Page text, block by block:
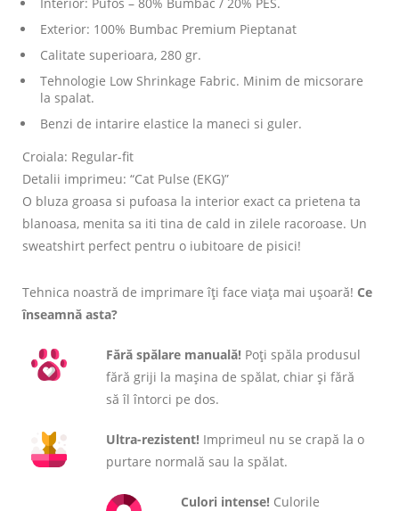
Exterior: 100% Bumbac Premium Pieptanat
Calitate superioara, 280 gr.
Tehnologie Low Shrinkage Fabric. Minim de micsorare
la spalat.
Benzi de intarire elastice la maneci si guler.
Croiala: Regular-fit
Detalii imprimeu: “Cat Pulse (EKG)”
O bluza groasa si pufoasa la interior exact ca prietena ta
blanoasa, menita sa iti tina de cald in zilele racoroase. Un
sweatshirt perfect pentru o iubitoare de pisici!
Tehnica noastră de imprimare îți face viața mai ușoară! Ce
înseamnă asta?
Fără spălare manuală! Poți spăla produsul
fără griji la mașina de spălat, chiar și fără
să îl întorci pe dos.
Ultra-rezistent! Imprimeul nu se crapă la o
purtare normală sau la spălat.
Culori intense! Culorile